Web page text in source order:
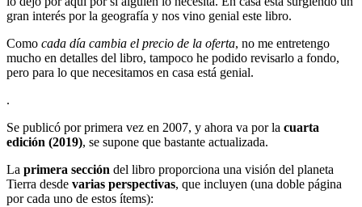
gran interés por la geografía y nos vino genial este libro.
Como cada día cambia el precio de la oferta, no me entretengo
mucho en detalles del libro, tampoco he podido revisarlo a fondo,
pero para lo que necesitamos en casa está genial.
.
Se publicó por primera vez en 2007, y ahora va por la cuarta
edición (2019), se supone que bastante actualizada.
La primera sección del libro proporciona una visión del planeta
Tierra desde varias perspectivas, que incluyen (una doble página
por cada uno de estos ítems):